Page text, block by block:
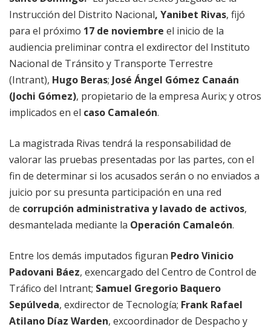
Instrucción del Distrito Nacional, Yanibet Rivas, fijó
para el próximo 17 de noviembre el inicio de la
audiencia preliminar contra el exdirector del Instituto
Nacional de Tránsito y Transporte Terrestre
(Intrant), Hugo Beras; José Ángel Gómez Canaán
(Jochi Gómez), propietario de la empresa Aurix; y otros
implicados en el caso Camaleón.
La magistrada Rivas tendrá la responsabilidad de
valorar las pruebas presentadas por las partes, con el
fin de determinar si los acusados serán o no enviados a
juicio por su presunta participación en una red
de corrupción administrativa y lavado de activos,
desmantelada mediante la Operación Camaleón.
Entre los demás imputados figuran Pedro Vinicio
Padovani Báez, exencargado del Centro de Control de
Tráfico del Intrant; Samuel Gregorio Baquero
Sepúlveda, exdirector de Tecnología; Frank Rafael
Atilano Díaz Warden, excoordinador de Despacho y